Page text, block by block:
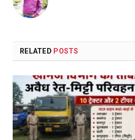
RELATED POSTS